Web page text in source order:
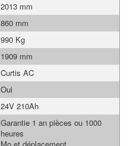
2013 mm
860 mm
990 Kg
1909 mm
Curtis AC
Oui
24V 210Ah
Garantie 1 an pièces ou 1000
heures